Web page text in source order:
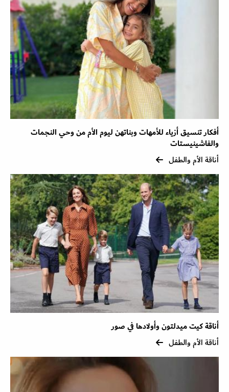
أفكار تنسيق أزياء للأمهات وبناتهن ليوم الأم من وحي النجمات
والفاشينيستات
أناقة الأم والطفل
أناقة كيت ميدلتون وأولادها في صور
أناقة الأم والطفل